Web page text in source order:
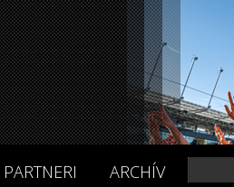
PARTNERI ARCHÍV